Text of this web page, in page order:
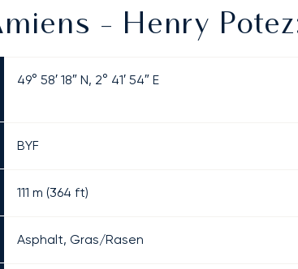
- Henry
49° 58′ 18″ N, 2° 41′ 54″ E
BYF
111 m (364 ft)
Asphalt, Gras/Rasen